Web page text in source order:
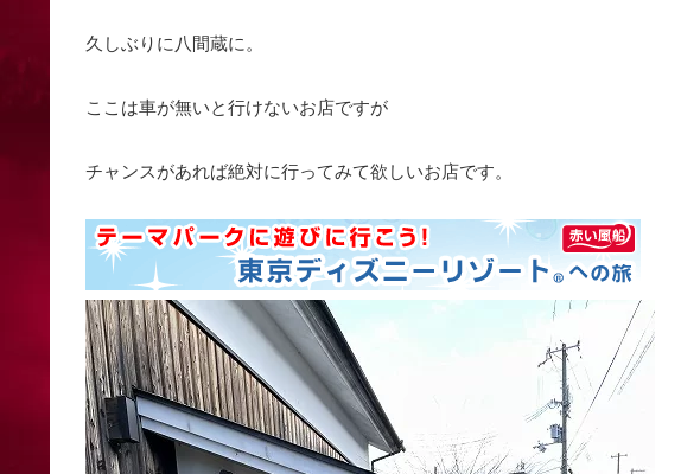
久しぶりに八間蔵に。
ここは車が無いと行けないお店ですが
チャンスがあれば絶対に行ってみて欲しいお店です。